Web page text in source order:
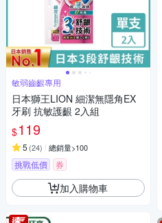
敏弱齒齦專用
日本獅王LION 細潔無隱角EX
牙刷 抗敏護齦 2入組
$119
5 (24) 總銷量>100
挑戰低價 券
加入購物車